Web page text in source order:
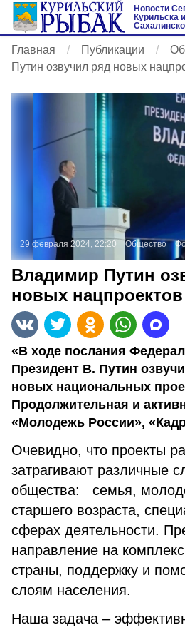
Новости
Курильска и
Главная Публикации
Путин озвучил ряд новых
29 февраля 2024, 22:20 Общество
Владимир Путин
новых нацпроектов
«В ходе послания
Президент В. Путин
новых национальных
Продолжительная и
«Молодежь России»,
Очевидно, что проекты
затрагивают различные
общества: семья,
старшего возраста,
сферах деятельности.
направление на
страны, поддержку и
слоям населения.
Наша задача –